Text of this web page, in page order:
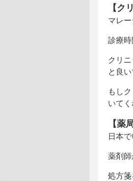
【ク
マレ
診療
クリ
と良い
もし
いてく
【薬
日本
薬剤
処方